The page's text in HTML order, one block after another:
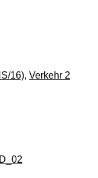
16), Verkehr 2